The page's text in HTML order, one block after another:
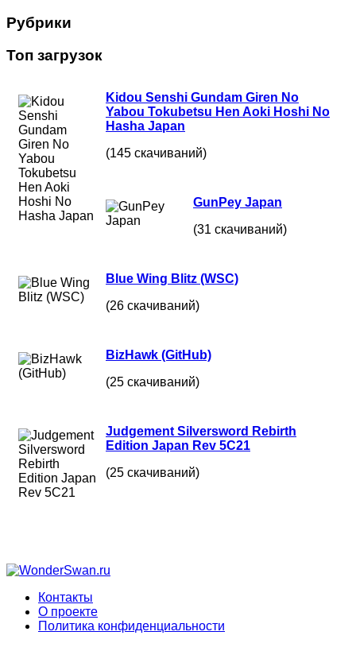
Рубрики
Топ загрузок
Kidou Senshi Gundam Giren No
Yabou Tokubetsu Hen Aoki Hoshi No
Hasha Japan
(145 скачиваний)
GunPey Japan
(31 скачиваний)
Blue Wing Blitz (WSC)
(26 скачиваний)
BizHawk (GitHub)
(25 скачиваний)
Judgement Silversword Rebirth
Edition Japan Rev 5C21
(25 скачиваний)
Контакты
О проекте
Политика конфиденциальности